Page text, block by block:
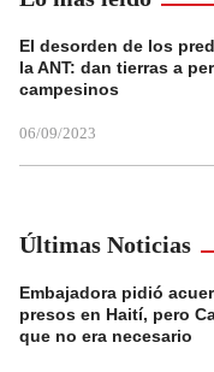
El desorden de los
la ANT: dan tierras a
campesinos
06/09/2023
Últimas Noticias
Embajadora pidió
presos en Haití, pero
que no era necesario